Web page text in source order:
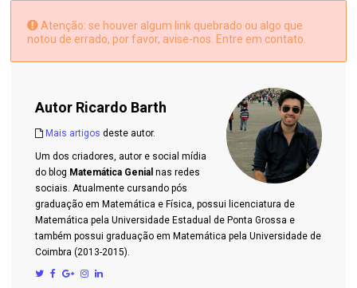
Atenção: se houver algum link quebrado ou algo que
notou de errado, por favor, avise-nos. Entre em contato.
Autor Ricardo Barth
Mais artigos deste autor.
Um dos criadores, autor e social mídia
do blog Matemática Genial nas redes
sociais. Atualmente cursando pós
graduação em Matemática e Física, possui licenciatura de
Matemática pela Universidade Estadual de Ponta Grossa e
também possui graduação em Matemática pela Universidade de
Coimbra (2013-2015).